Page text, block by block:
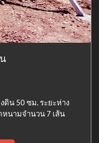
ดิน 50 ซม. ระยะห่าง
หนามจำนวน 7 เส้น